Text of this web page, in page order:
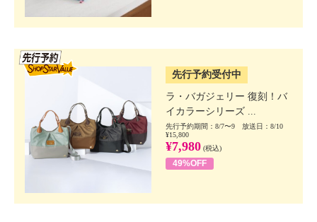
先行予約受付中
ラ・バガジェリー 復刻！バ
イカラーシリーズ ...
先行予約期間：8/7〜9 放送日：8/10
¥15,800
¥7,980 (税込)
49%OFF